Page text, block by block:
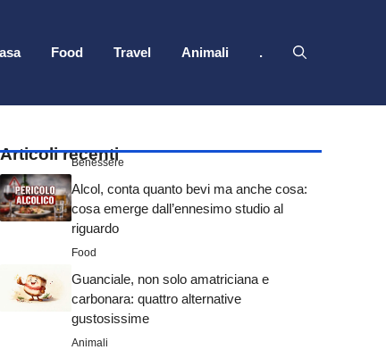
Food Travel Animali .
Articoli recenti
Benessere
Alcol, conta quanto bevi ma anche cosa:
cosa emerge dall’ennesimo studio al
riguardo
Food
Guanciale, non solo amatriciana e
carbonara: quattro alternative
gustosissime
Animali